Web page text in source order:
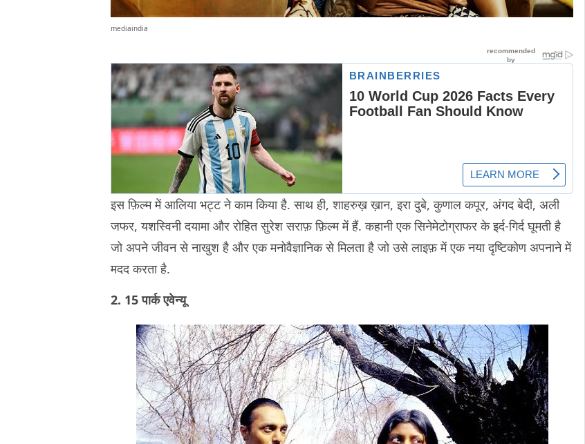
mediaindia
इस फ़िल्म में आलिया भट्ट ने काम किया है. साथ ही, शाहरुख़ ख़ान, इरा दुबे, कुणाल कपूर, अंगद बेदी, अली
जफर, यशस्विनी दयामा और रोहित सुरेश सराफ़ फ़िल्म में हैं. कहानी एक सिनेमेटोग्राफर के इर्द-गिर्द घूमती है
जो अपने जीवन से नाखुश है और एक मनोवैज्ञानिक से मिलता है जो उसे लाइफ़ में एक नया दृष्टिकोण अपनाने में
मदद करता है.
2. 15 पार्क एवेन्यू